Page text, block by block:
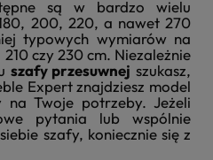
są w bardzo wielu
200, 220, a nawet 270
typowych wymiarów na
czy 230 cm. Niezależnie
szafy przesuwnej szukasz,
Expert znajdziesz model
na Twoje potrzeby. Jeżeli
pytania lub wspólnie
szafy, koniecznie się z